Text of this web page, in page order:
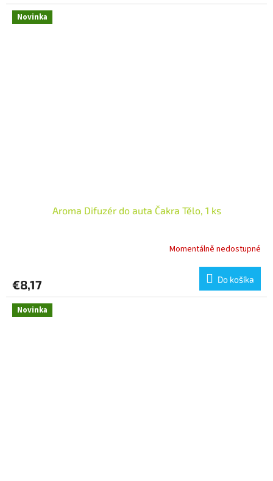
Novinka
Aroma Difuzér do auta Čakra Tělo, 1 ks
Momentálně nedostupné
€8,17 Do košíka
Novinka